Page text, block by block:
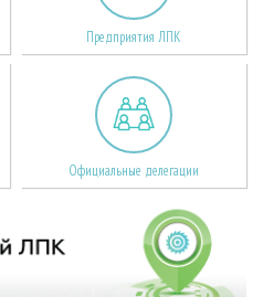
Предприятия ЛПК
Официальные делегации